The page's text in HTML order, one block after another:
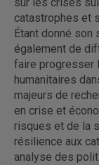
sur les crises
catastrophes et
Étant donné son
également de
faire progresser
humanitaires
majeurs de
en crise et
risques et de la
résilience aux
analyse des